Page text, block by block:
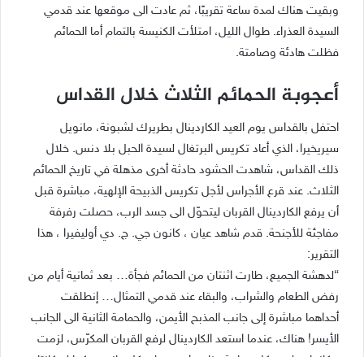
وبقيت هناك لمدة ساعة تقريبًا، ثم عادت الى موقعها عند قدمي
السيدة العذراء. طوال الليل، امتلأت الكنيسة بالتمام أما الحمائم
فظلت هادئة وصامتة.
أعجوبة الحمائم الثلاث خلال القداس
احتفل بالقداس يوم العيد الكاردينال بطريرك لشبونة، مانويل
سيريخيرا، الذي أعاد تكريس البرتغال لسيدة الحبل بلا دنس. خلال
ذلك القداس، شاهدت الحشود حادثة أخرى مذهلة في تاريخ الحمائم
الثلاث. عند قرع الأجراس لأجل تكريس الذبيحة الإلهية، مباشرة قبل
أن يرفع الكاردينال القربان ليتحوّل الى جسد الرب، حصلت رفرفة
مفاجئة للأجنحة. قدم شاهد عيان ، كانون جي. ج. دي أوليفيرا ، هذا
التقرير:
“لدهشة الجميع، طارت اثنتان من الحمائم فجأة… بعد ثمانية أيام من
رفض الطعام والشراب، والبقاء عند قدمي التمثال… إنطلقت
أحداهما مباشرة إلى جانب المذبح الأيمن، والحمامة الثانية الى الجانب
الأيسر! هناك، عندما استعد الكاردينال لرفع القربان المكرّس، لزمت